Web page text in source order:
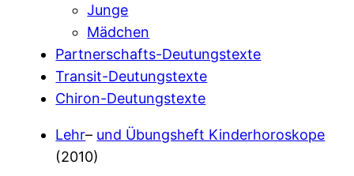
Junge
Mädchen
Partnerschafts-Deutungstexte
Transit-Deutungstexte
Chiron-Deutungstexte
Lehr– und Übungsheft Kinderhoroskope
(2010)